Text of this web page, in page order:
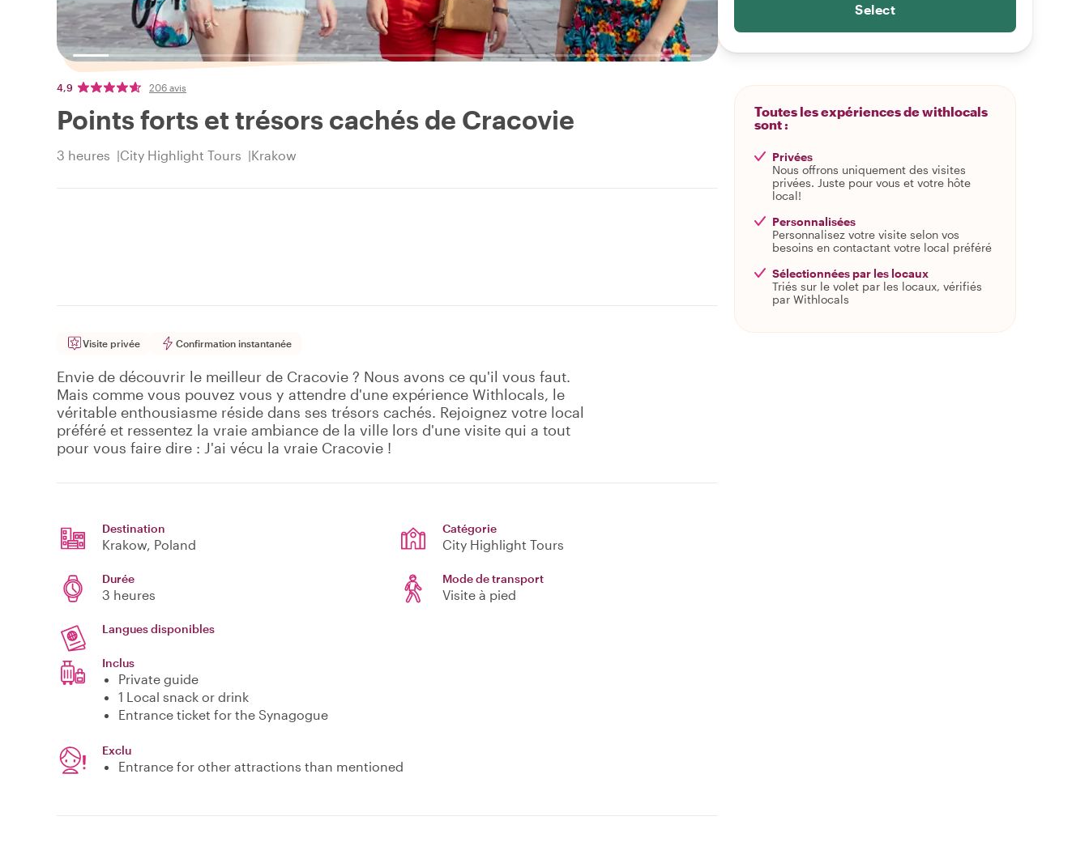
4,9 206 avis
Points forts et trésors cachés de Cracovie
3 heures City Highlight Tours Krakow
Visite privée Confirmation instantanée
Envie de découvrir le meilleur de Cracovie ? Nous avons ce qu'il vous faut.
Mais comme vous pouvez vous y attendre d'une expérience Withlocals, le
véritable enthousiasme réside dans ses trésors cachés. Rejoignez votre local
préféré et ressentez la vraie ambiance de la ville lors d'une visite qui a tout
pour vous faire dire : J'ai vécu la vraie Cracovie !
Destination
Krakow, Poland
Catégorie
City Highlight Tours
Durée
3 heures
Mode de transport
Visite à pied
Langues disponibles
Inclus
Private guide
1 Local snack or drink
Entrance ticket for the Synagogue
Exclu
Entrance for other attractions than mentioned
Select
Toutes les expériences de withlocals
sont :
Privées
Nous offrons uniquement des visites
privées. Juste pour vous et votre hôte
local!
Personnalisées
Personnalisez votre visite selon vos
besoins en contactant votre local préféré
Sélectionnées par les locaux
Triés sur le volet par les locaux, vérifiés
par Withlocals